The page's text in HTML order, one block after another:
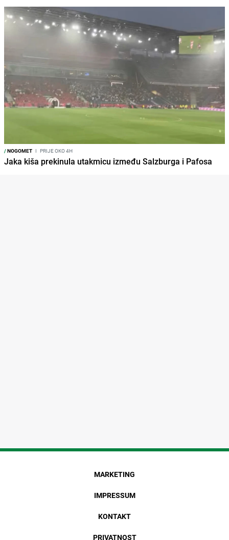
/NOGOMET I PRIJE OKO 4H
Jaka kiša prekinula utakmicu između Salzburga i Pafosa
MARKETING
IMPRESSUM
KONTAKT
PRIVATNOST